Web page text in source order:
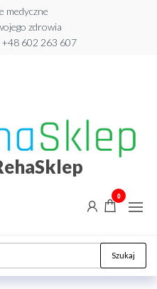
medyczne
zdrowia
+48 602 263 607​
0
Szukaj